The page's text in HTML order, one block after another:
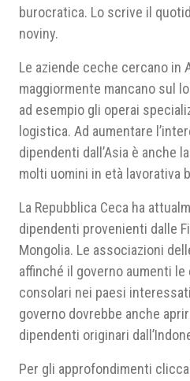
burocratica. Lo scrive il
noviny.
Le aziende ceche cercano in
maggiormente mancano sul
ad esempio gli operai
logistica. Ad aumentare
dipendenti dall’Asia è anche
molti uomini in età lavorativa
La Repubblica Ceca ha
dipendenti provenienti dalle
Mongolia. Le associazioni
affinché il governo aumenti
consolari nei paesi
governo dovrebbe anche
dipendenti originari
Per gli approfondimenti clicca